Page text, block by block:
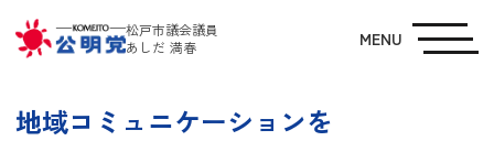
松戸市議会議員
あしだ 満春
MENU
地域コミュニケーションを